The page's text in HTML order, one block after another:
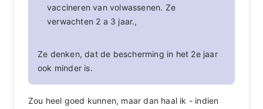
vaccineren van volwassenen. Ze
verwachten 2 a 3 jaar.,
Ze denken, dat de bescherming in het 2e jaar
ook minder is.
Zou heel goed kunnen, maar dan haal ik - indien